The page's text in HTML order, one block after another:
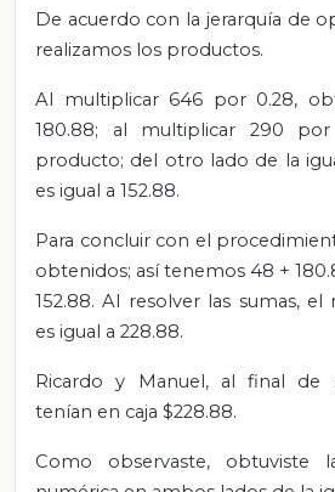
De acuerdo con la jerarquía de
realizamos los productos.
Al multiplicar 646 por 0.28,
180.88; al multiplicar 290
producto; del otro lado de la
es igual a 152.88.
Para concluir con el
obtenidos; así tenemos 48 +
152.88. Al resolver las sumas, el
es igual a 228.88.
Ricardo y Manuel, al final de
tenían en caja $228.88.
Como observaste, obtuviste